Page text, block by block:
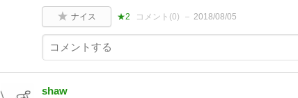
ナイス ★2 コメント(0) 2018/08/05
shaw